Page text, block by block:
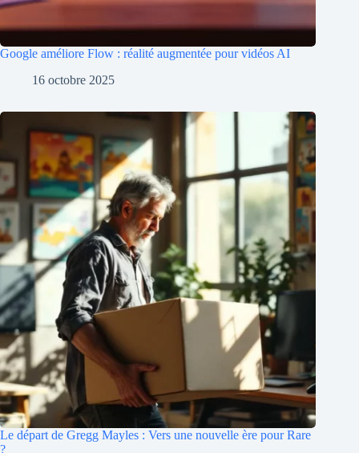
Google améliore Flow : réalité augmentée pour vidéos AI
16 octobre 2025
Le départ de Gregg Mayles : Vers une nouvelle ère pour Rare
?